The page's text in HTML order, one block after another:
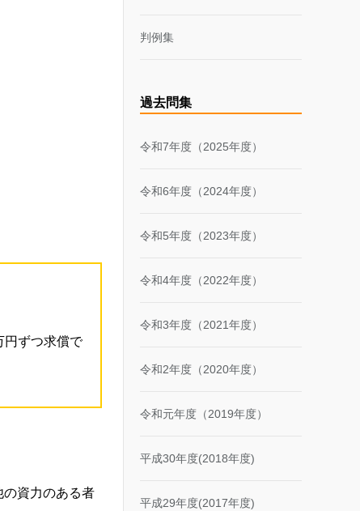
円ずつ求償で
資力のある者
判例集
過去問集
令和7年度（2025年度）
令和6年度（2024年度）
令和5年度（2023年度）
令和4年度（2022年度）
令和3年度（2021年度）
令和2年度（2020年度）
令和元年度（2019年度）
平成30年度(2018年度)
平成29年度(2017年度)